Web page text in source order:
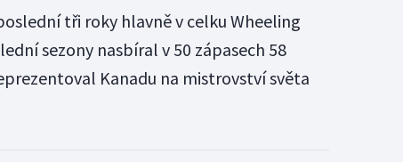
tři roky hlavně v celku Wheeling
sezony nasbíral v 50 zápasech 58
Kanadu na mistrovství světa